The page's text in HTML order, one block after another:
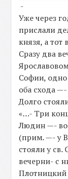
-
Уже через
прислали
князя, а тот
Сразу два
Софии, одно
оба схода
Долго
«…- Три
Людин —-
(прим. —- у
стояли у св.
вечерни- с
Плотницкий